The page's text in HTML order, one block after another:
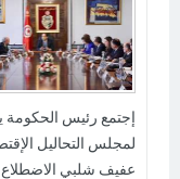
إجتمع رئيس الحكومة
لمجلس التحاليل
عفيف شلبي الاضطلاع